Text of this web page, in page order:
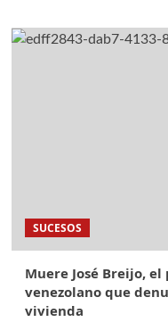
SUCESOS
Muere José Breijo,
venezolano que
vivienda